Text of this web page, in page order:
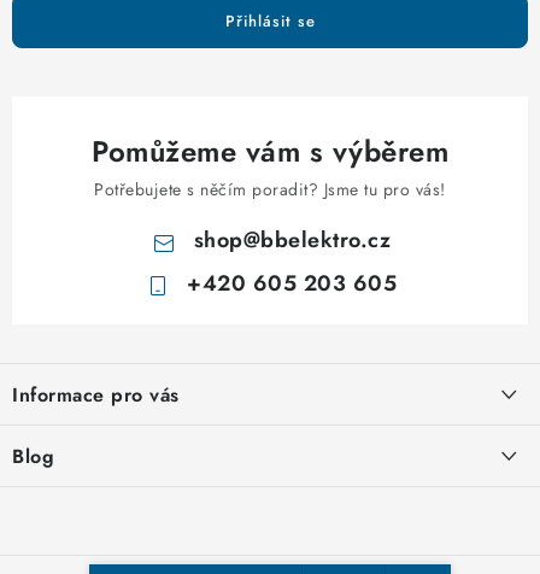
Přihlásit se
Pomůžeme vám s výběrem
Potřebujete s něčím poradit? Jsme tu pro vás!
shop@bbelektro.cz
+420 605 203 605
p
a
Informace pro vás
Blog
Nakupujte u nás hned a zaplaťte později – nově přijímáme Skip